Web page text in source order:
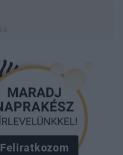
Feliratkozom